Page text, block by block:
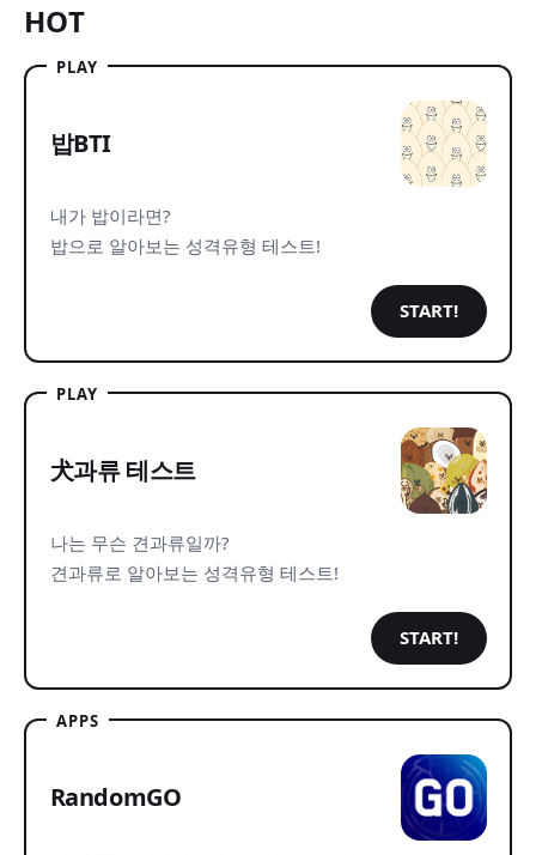
HOT
PLAY
밥BTI
내가 밥이라면?
밥으로 알아보는 성격유형 테스트!
START!
PLAY
犬과류 테스트
나는 무슨 견과류일까?
견과류로 알아보는 성격유형 테스트!
START!
APPS
RandomGO